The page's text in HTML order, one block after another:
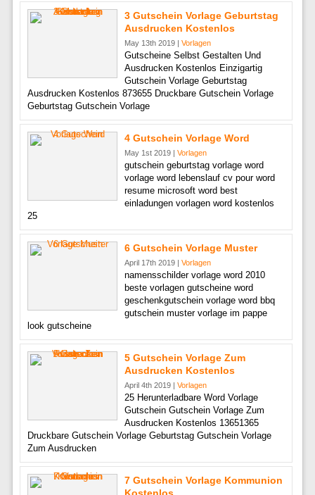
3 Gutschein Vorlage Geburtstag
Ausdrucken Kostenlos
May 13th 2019 | Vorlagen
Gutscheine Selbst Gestalten Und
Ausdrucken Kostenlos Einzigartig
Gutschein Vorlage Geburtstag
Ausdrucken Kostenlos 873655 Druckbare Gutschein Vorlage
Geburtstag Gutschein Vorlage
4 Gutschein Vorlage Word
May 1st 2019 | Vorlagen
gutschein geburtstag vorlage word
vorlage word lebenslauf cv pour word
resume microsoft word best
einladungen vorlagen word kostenlos
25
6 Gutschein Vorlage Muster
April 17th 2019 | Vorlagen
namensschilder vorlage word 2010
beste vorlagen gutscheine word
geschenkgutschein vorlage word bbq
gutschein muster vorlage im pappe
look gutscheine
5 Gutschein Vorlage Zum
Ausdrucken Kostenlos
April 4th 2019 | Vorlagen
25 Herunterladbare Word Vorlage
Gutschein Gutschein Vorlage Zum
Ausdrucken Kostenlos 13651365
Druckbare Gutschein Vorlage Geburtstag Gutschein Vorlage
Zum Ausdrucken
7 Gutschein Vorlage Kommunion